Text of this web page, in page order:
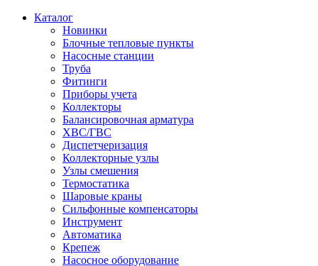
Каталог
Новинки
Блочные тепловые пункты
Насосные станции
Труба
Фитинги
Приборы учета
Коллекторы
Балансировочная арматура
ХВС/ГВС
Диспетчеризация
Коллекторные узлы
Узлы смешения
Термостатика
Шаровые краны
Сильфонные компенсаторы
Инструмент
Автоматика
Крепеж
Насосное оборудование